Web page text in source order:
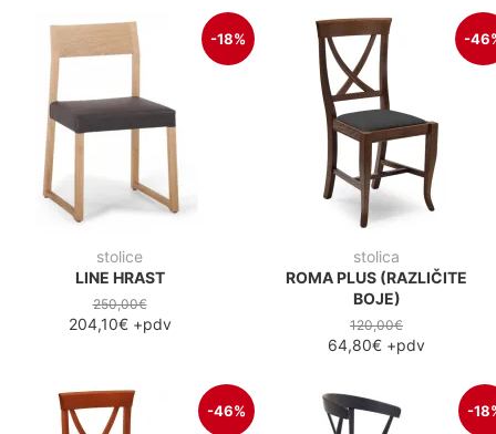
-18%
stolice
LINE HRAST
250,00€
204,10€+pdv
-
stolica
ROMA PLUS (RAZLIČITE
BOJE)
120,00€
64,80€ +pdv
-46% -